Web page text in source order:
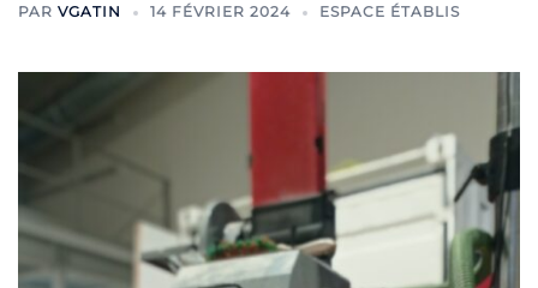
PAR VGATIN 14 FÉVRIER 2024 ESPACE ÉTABLIS